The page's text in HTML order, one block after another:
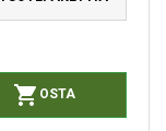
 OSTA